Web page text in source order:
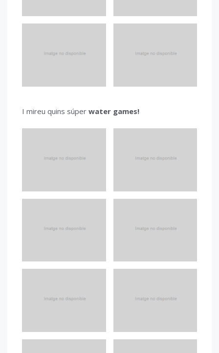
I mireu quins súper water games!